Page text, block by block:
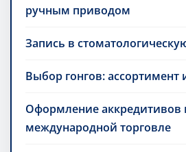
ручным приводом
Запись в
Выбор гонгов: ассортимент
Оформление аккредитивов
международной торговле